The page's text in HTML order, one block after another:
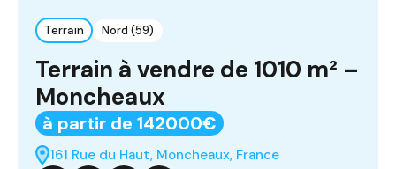
Terrain Nord (59)
Terrain à vendre de 1010 m² –
Moncheaux
à partir de 142000€
161 Rue du Haut, Moncheaux, France